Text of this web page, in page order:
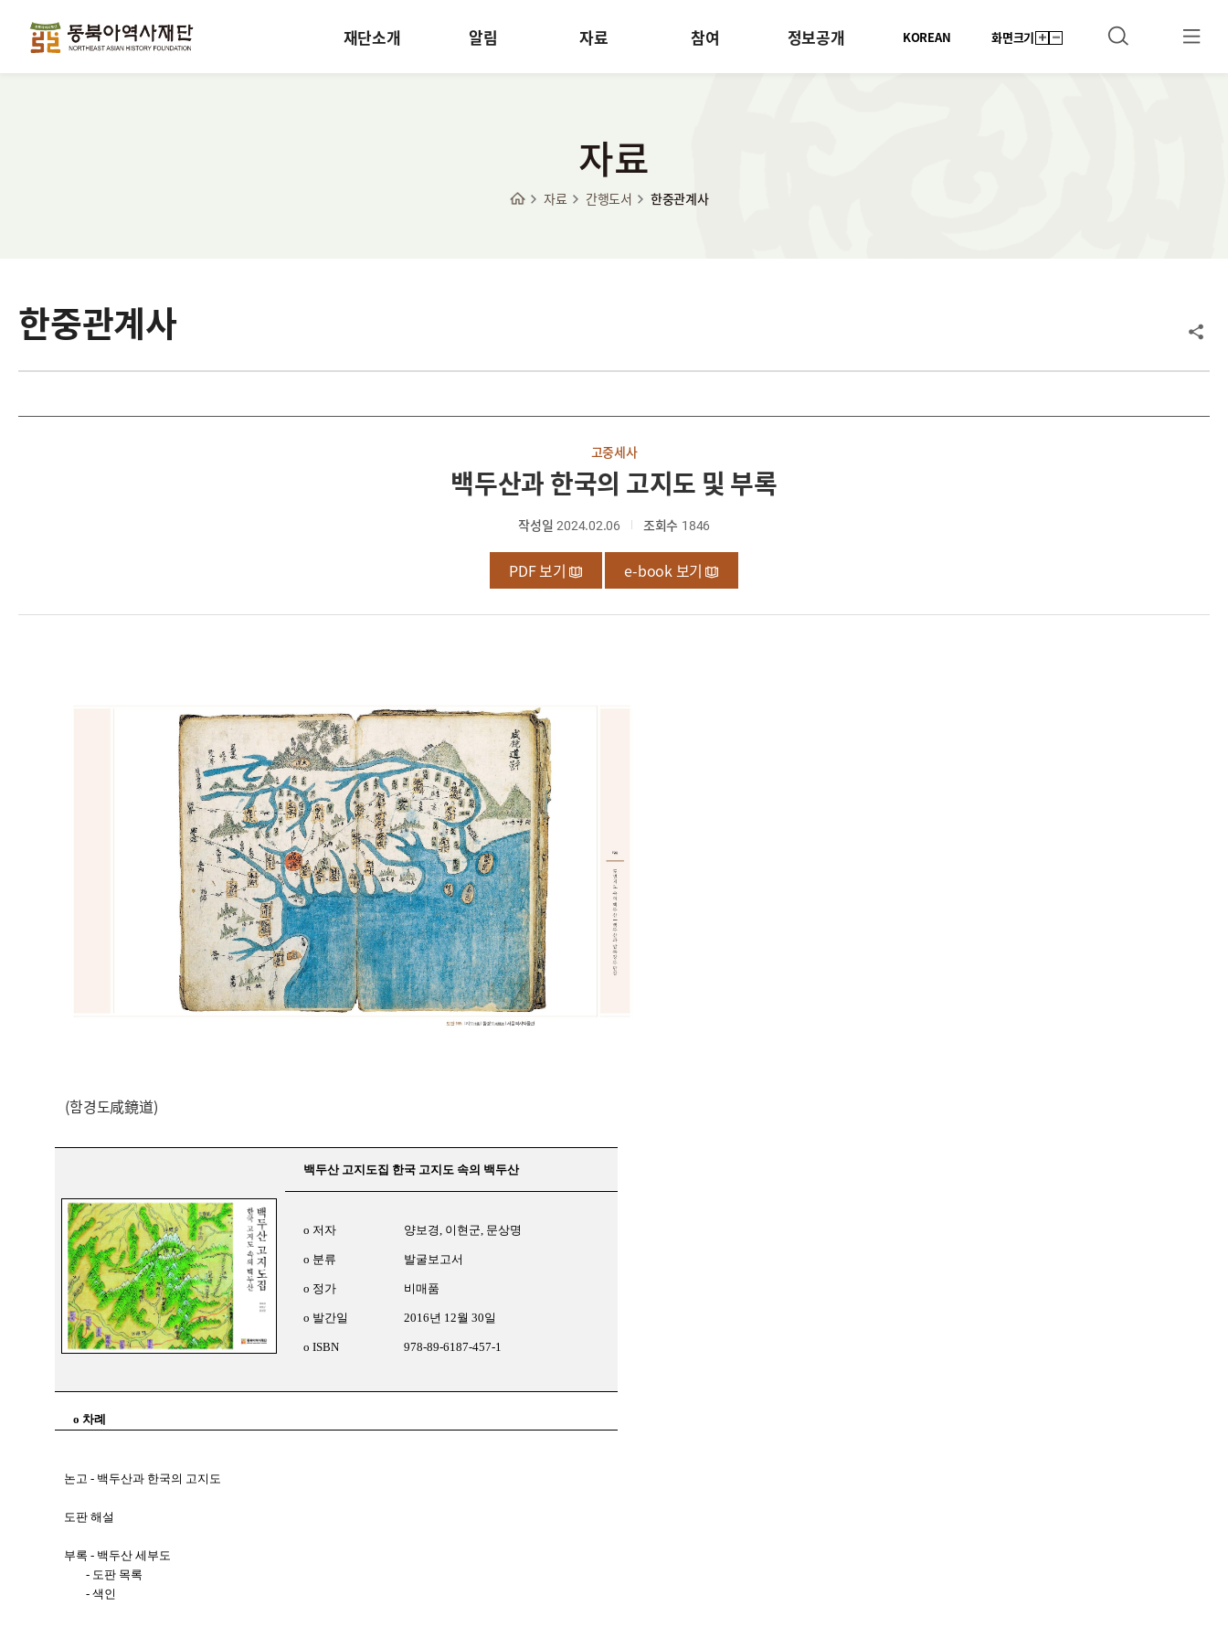
재단소개 알림 자료 참여 정보공개 KOREAN 화면크기
자료
자료 간행도서 한중관계사
한중관계사
고중세사
백두산과 한국의 고지도 및 부록
작성일 2024.02.06 조회수 1846
PDF 보기 e-book 보기
(함경도咸鏡道)
백두산 고지도집 한국 고지도 속의 백두산
o 저자 양보경, 이현군, 문상명
o 분류 발굴보고서
o 정가 비매품
o 발간일 2016년 12월 30일
o ISBN 978-89-6187-457-1
o 차례
논고 - 백두산과 한국의 고지도
도판 해설
부록 - 백두산 세부도
- 도판 목록
- 색인